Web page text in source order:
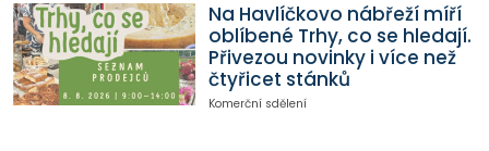
Na Havlíčkovo nábřeží míří
oblíbené Trhy, co se hledají.
Přivezou novinky i více než
čtyřicet stánků
Komerční sdělení